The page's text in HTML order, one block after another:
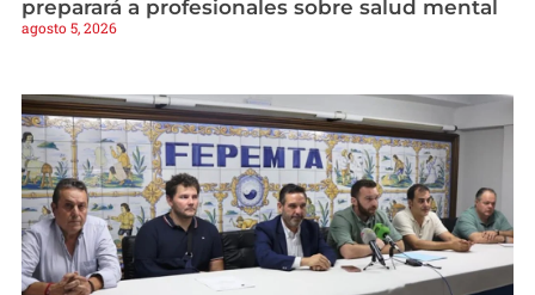
preparará a profesionales sobre salud mental
agosto 5, 2026